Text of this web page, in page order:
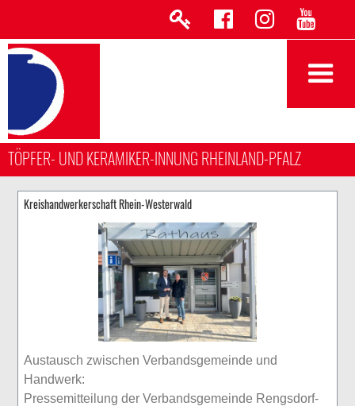
TÖPFER- UND KERAMIKER-INNUNG RHEINLAND-PFALZ
Kreishandwerkerschaft Rhein-Westerwald
Austausch zwischen Verbandsgemeinde und
Handwerk:
Pressemitteilung der Verbandsgemeinde Rengsdorf-